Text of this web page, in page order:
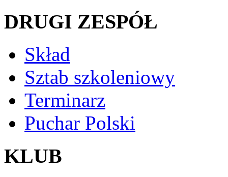
DRUGI ZESPÓŁ
Skład
Sztab szkoleniowy
Terminarz
Puchar Polski
KLUB